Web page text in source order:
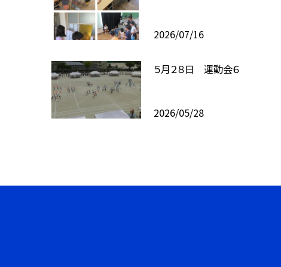
2026/07/16
５月２８日 運動会６
2026/05/28